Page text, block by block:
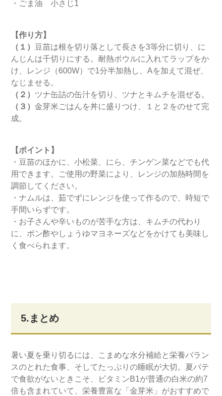
・ごま油 小さじ1
【作り方】
（１） 豆苗は根を切り落として長さを3等分に切り、に
んじんは千切りにする。耐熱ボウルに入れてラップをか
け、レンジ（600W）で1分半加熱し、Aを加えて混ぜ、
なじませる。
（２） ツナ缶詰の缶汁を切り、ツナとキムチを混ぜる。
（３）金芽米ごはんを丼に盛りつけ、１と２をのせて完
成。
【ポイント】
・豆苗のほかに、小松菜、にら、チンゲン菜などでも代
用できます。ご使用の野菜により、レンジの加熱時間を
調節してください。
・ナムルは、茹でずにレンジを使って作るので、時短で
手間いらずです。
・お子さんや辛いものが苦手な方は、キムチの代わり
に、ポン酢やしょうゆマヨネーズなどをかけても美味し
く食べられます。
5.まとめ
暑い夏を乗り切るには、こまめな水分補給と栄養バラン
スのとれた食事、そしてたっぷりの睡眠が大切。夏バテ
で食欲がないときこそ、ビタミンB1が普通の白米の約7
倍も含まれていて、栄養豊富な「金芽米」がおすすめで